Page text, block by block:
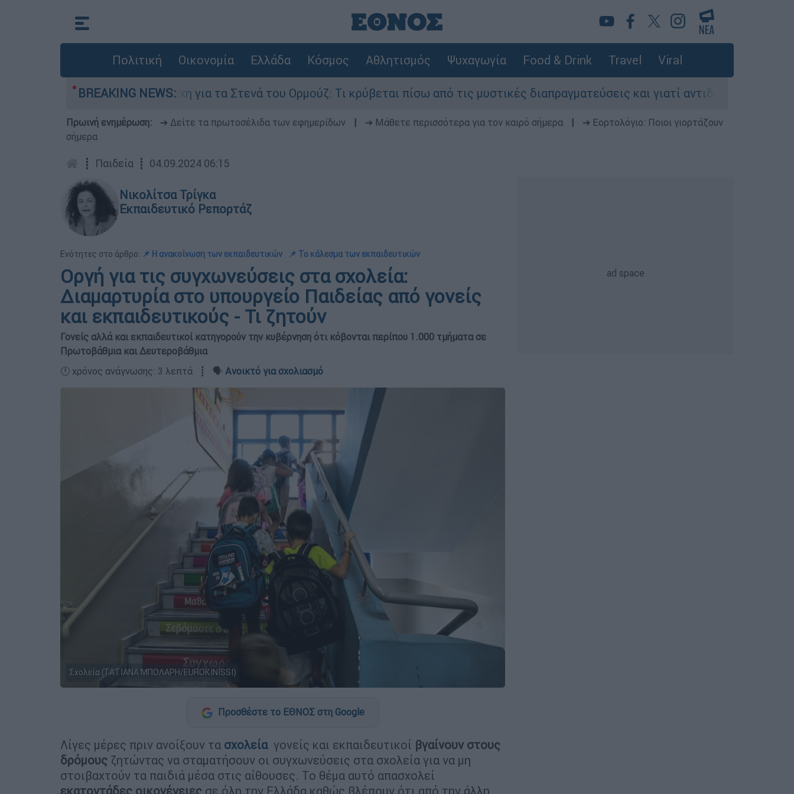
Πολιτική Οικονομία Ελλάδα Κόσμος Αθλητισμός Ψυχαγωγία Food & Drink Travel Viral
BREAKING NEWS:
Η μάχη για τα Στενά του Ορμούζ: Τι κρύβεται πίσω από τις μυστικές διαπραγματεύσεις και γιατί αντιδρούν οι ΗΠΑ
Πρωινή ενημέρωση: ➔ Δείτε τα πρωτοσέλιδα των εφημερίδων ➔ Μάθετε περισσότερα για τον καιρό σήμερα
➔ Εορτολόγιο: Ποιοι γιορτάζουν
σήμερα
┋ Παιδεία ┋ 04.09.2024 06:15
Νικολίτσα Τρίγκα
Εκπαιδευτικό Ρεπορτάζ
Ενότητες στο άρθρο: 📌 Η ανακοίνωση των εκπαιδευτικών 📌 To κάλεσμα των εκπαιδευτικών
Οργή για τις συγχωνεύσεις στα σχολεία:
Διαμαρτυρία στο υπουργείο Παιδείας από γονείς
και εκπαιδευτικούς - Τι ζητούν
Γονείς αλλά και εκπαιδευτικοί κατηγορούν την κυβέρνηση ότι κόβονται περίπου 1.000 τμήματα σε
Πρωτοβάθμια και Δευτεροβάθμια
🕛 χρόνος ανάγνωσης: 3 λεπτά ┋ 🗣️ Ανοικτό για σχολιασμό
Σχολεία (ΤΑΤΙΑΝΑ ΜΠΟΛΑΡΗ/EUROKINISSI)
Προσθέστε το ΕΘΝΟΣ στη Google
Λίγες μέρες πριν ανοίξουν τα σχολείαγονείς και εκπαιδευτικοί βγαίνουν στους
δρόμους ζητώντας να σταματήσουν οι συγχωνεύσεις στα σχολεία για να μη
στοιβαχτούν τα παιδιά μέσα στις αίθουσες. Το θέμα αυτό απασχολεί
εκατοντάδες οικογένειες σε όλη την Ελλάδα καθώς βλέπουν ότι από την άλλη